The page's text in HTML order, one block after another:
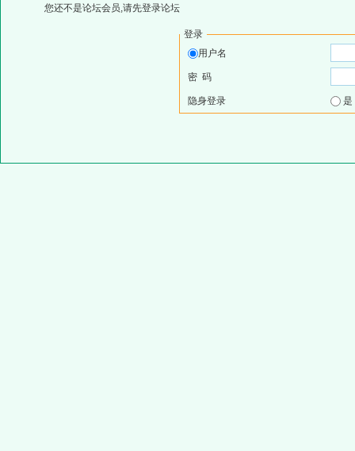
您还不是论坛会员,请先登录论坛
登录
用户名
密 码
隐身登录